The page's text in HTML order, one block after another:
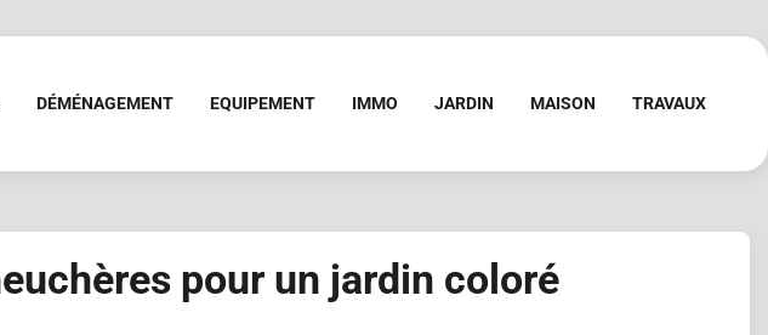
DÉMÉNAGEMENT EQUIPEMENT IMMO JARDIN MAISON TRAVAUX
pour un jardin coloré